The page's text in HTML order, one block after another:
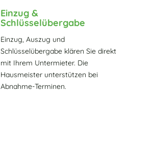
Einzug &
Schlüsselübergabe
Einzug, Auszug und
Schlüsselübergabe klären Sie direkt
mit Ihrem Untermieter. Die
Hausmeister unterstützen bei
Abnahme-Terminen.